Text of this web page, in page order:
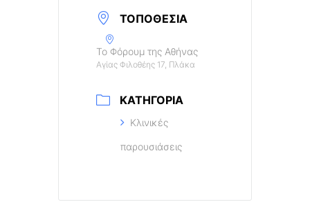
ΤΟΠΟΘΕΣΊΑ
Το Φόρουμ της Αθήνας
Αγίας Φιλοθέης 17, Πλάκα
ΚΑΤΗΓΟΡΊΑ
Κλινικές
παρουσιάσεις